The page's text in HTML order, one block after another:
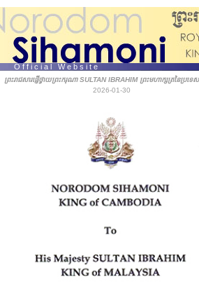
O f f i c i a l W e b s i t e
ព្រះរាជសារផ្ញើថ្វាយព្រះករុណា SULTAN IBRAHIM ព្រះមហាក្សត្រនៃប្រទ
2026-01-30